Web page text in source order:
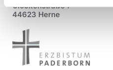
Glockenstraße 7
44623 Herne